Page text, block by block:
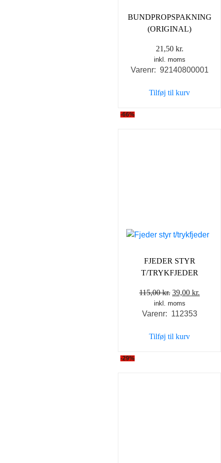
BUNDPROPSPAKNING
(ORIGINAL)
21,50 kr.
inkl. moms
Varenr: 92140800001
Tilføj til kurv
-66%
FJEDER STYR
T/TRYKFJEDER
115,00kr. Den
oprindelige
pris
115,00 kr..
39,00 kr.
inkl. moms
Varenr: 112353
Tilføj til kurv
-29%